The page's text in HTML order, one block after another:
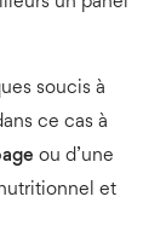
soucis à
ce cas à
ou d’une
et